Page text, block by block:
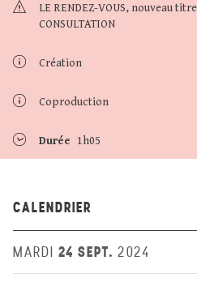
LE RENDEZ-VOUS, nouveau
CONSULTATION
Création
Coproduction
Durée 1h05
CALENDRIER
MARDI 24 SEPT. 2024